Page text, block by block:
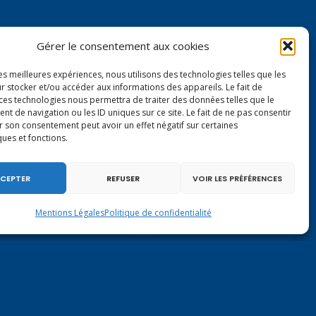
Gérer le consentement aux cookies
meilleures expériences, nous utilisons des technologies telles que les
stocker et/ou accéder aux informations des appareils. Le fait de
technologies nous permettra de traiter des données telles que le
de navigation ou les ID uniques sur ce site. Le fait de ne pas consentir
son consentement peut avoir un effet négatif sur certaines
et fonctions.
REFUSER VOIR LES PRÉFÉRENCES
Mentions LégalesPolitique de confidentialité
Contactez-moi à Paris
126 rue de l’Université
virginie.duby-muller@assemblee-nationale.fr